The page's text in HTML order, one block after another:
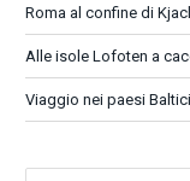
Roma al confine di
Alle isole Lofoten a
Viaggio nei paesi Baltici